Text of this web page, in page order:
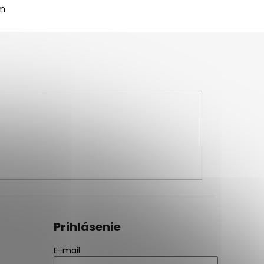
Prihlásenie
E-mail